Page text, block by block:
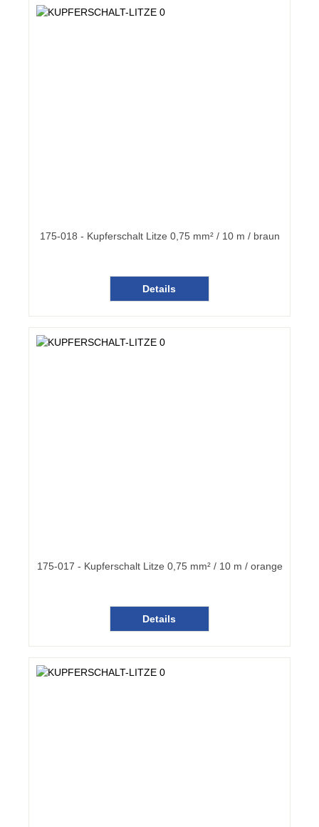
175-018 - Kupferschalt Litze 0,75 mm² / 10 m / braun
Details
175-017 - Kupferschalt Litze 0,75 mm² / 10 m / orange
Details